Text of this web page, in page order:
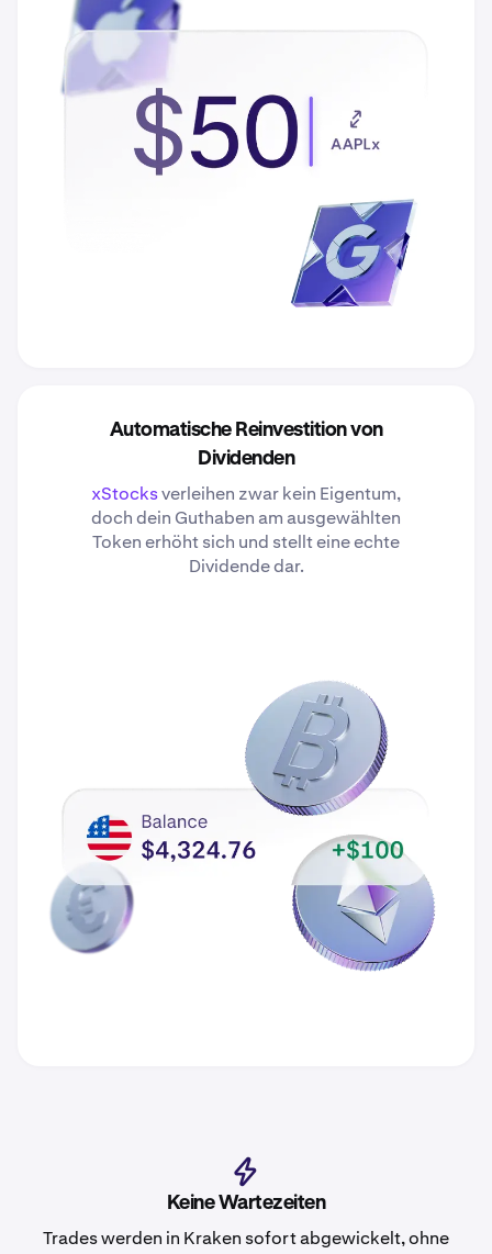
Automatische Reinvestition von
Dividenden
xStocksverleihen zwar kein Eigentum,
doch dein Guthaben am ausgewählten
Token erhöht sich und stellt eine echte
Dividende dar.
Keine Wartezeiten
Trades werden in Kraken sofort abgewickelt, ohne